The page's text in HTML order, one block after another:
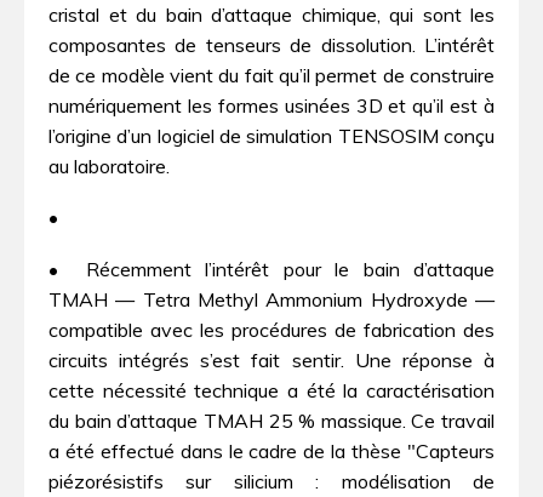
cristal et du bain d’attaque chimique, qui sont les
composantes de tenseurs de dissolution. L’intérêt
de ce modèle vient du fait qu’il permet de construire
numériquement les formes usinées 3D et qu’il est à
l’origine d’un logiciel de simulation TENSOSIM conçu
au laboratoire.
•
• Récemment l’intérêt pour le bain d’attaque
TMAH — Tetra Methyl Ammonium Hydroxyde —
compatible avec les procédures de fabrication des
circuits intégrés s’est fait sentir. Une réponse à
cette nécessité technique a été la caractérisation
du bain d’attaque TMAH 25 % massique. Ce travail
a été effectué dans le cadre de la thèse "Capteurs
piézorésistifs sur silicium : modélisation de